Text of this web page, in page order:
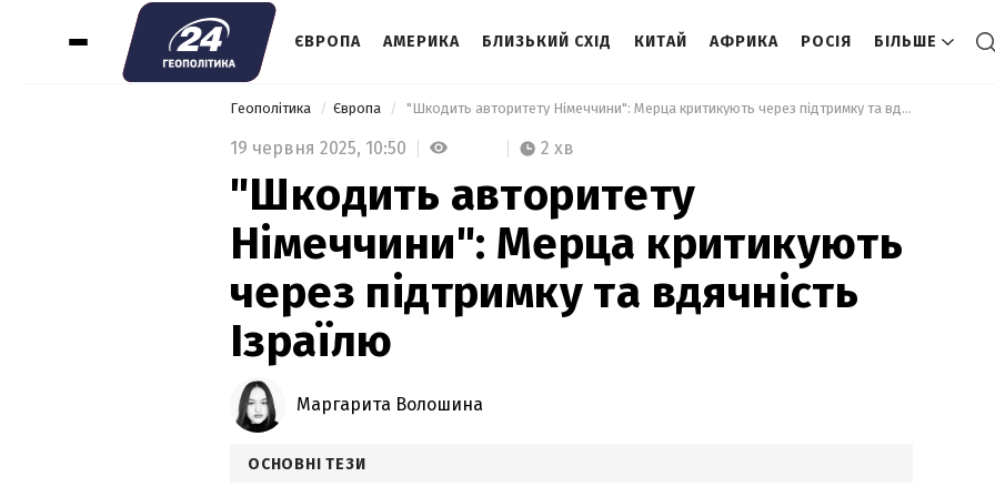
ЄВРОПА АМЕРИКА БЛИЗЬКИЙ СХІД КИТАЙ АФРИКА РОСІЯ БІЛЬШЕ
Геополітика Європа "Шкодить авторитету Німеччини": Мерца критикують через підтримку та вдячність Ізраїлю
19 червня 2025, 10:50 2 хв
"Шкодить авторитету
Німеччини": Мерца критикують
через підтримку та вдячність
Ізраїлю
Маргарита Волошина
ОСНОВНІ ТЕЗИ